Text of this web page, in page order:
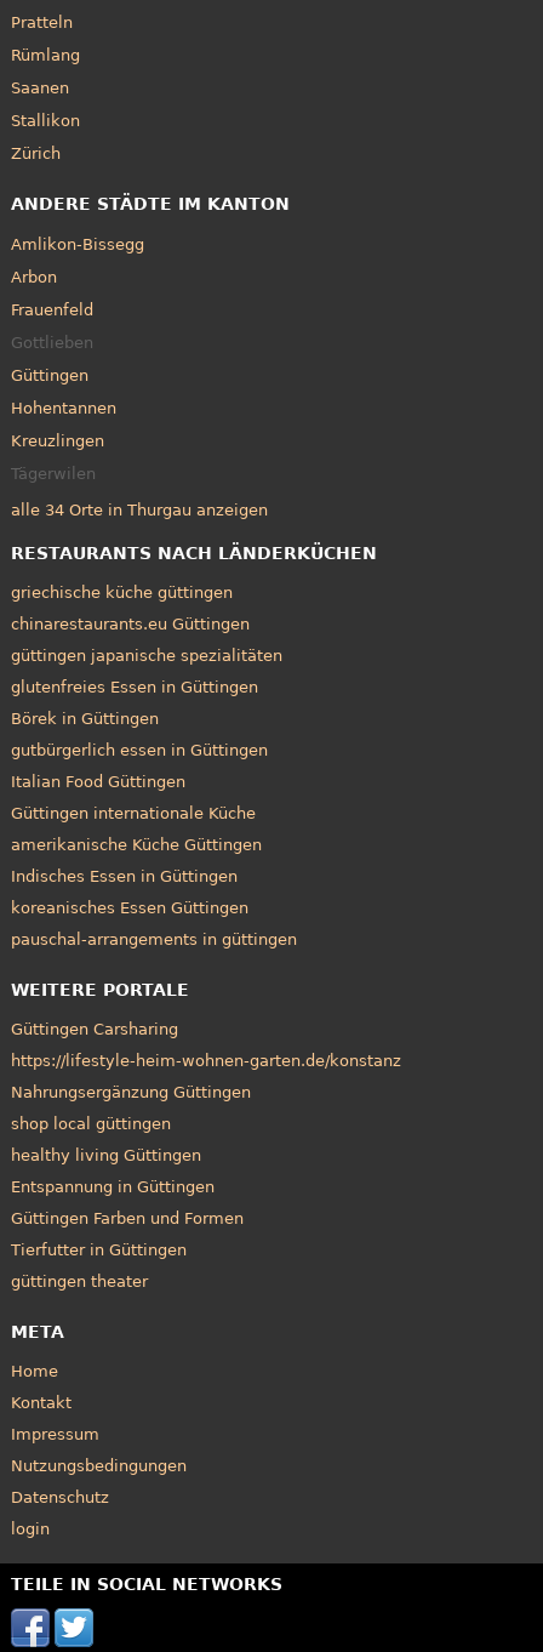
Pratteln
Rümlang
Saanen
Stallikon
Zürich
ANDERE STÄDTE IM KANTON
Amlikon-Bissegg
Arbon
Frauenfeld
Gottlieben
Güttingen
Hohentannen
Kreuzlingen
Tägerwilen
alle 34 Orte in Thurgau anzeigen
RESTAURANTS NACH LÄNDERKÜCHEN
griechische küche güttingen
chinarestaurants.eu Güttingen
güttingen japanische spezialitäten
glutenfreies Essen in Güttingen
Börek in Güttingen
gutbürgerlich essen in Güttingen
Italian Food Güttingen
Güttingen internationale Küche
amerikanische Küche Güttingen
Indisches Essen in Güttingen
koreanisches Essen Güttingen
pauschal-arrangements in güttingen
WEITERE PORTALE
Güttingen Carsharing
https://lifestyle-heim-wohnen-garten.de/konstanz
Nahrungsergänzung Güttingen
shop local güttingen
healthy living Güttingen
Entspannung in Güttingen
Güttingen Farben und Formen
Tierfutter in Güttingen
güttingen theater
META
Home
Kontakt
Impressum
Nutzungsbedingungen
Datenschutz
login
TEILE IN SOCIAL NETWORKS